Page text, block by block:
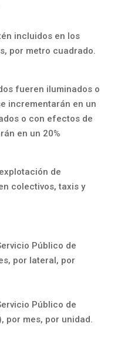
incluidos en los
por metro cuadrado.
fueren iluminados o
incrementarán en un
o con efectos de
en un 20%
de
colectivos, taxis y
Público de
por lateral, por
Público de
por mes, por unidad.